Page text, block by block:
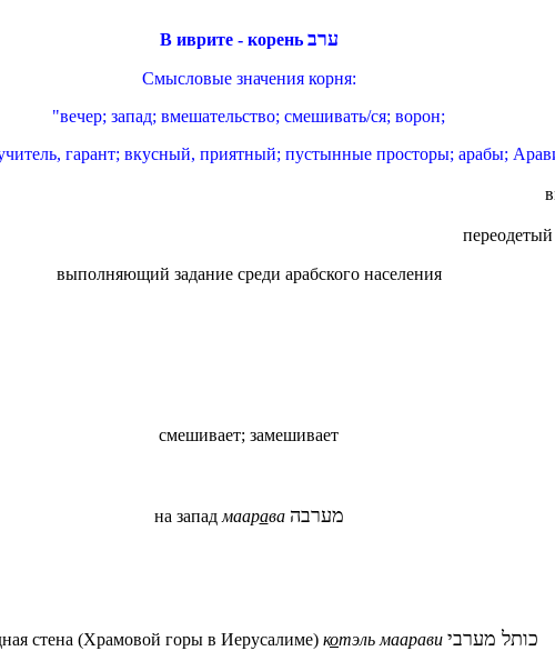
В иврите - корень ערב
Смысловые значения корня:
"вечер; запад; вмешательство; смешивать/ся; ворон;
гарант; вкусный, приятный; пустынные просторы; арабы;
выполняющий задание среди арабского населения
смешивает; замешивает
на запад маарава מערבה
стена (Храмовой горы в Иерусалиме) котэль маарави כותל מערבי